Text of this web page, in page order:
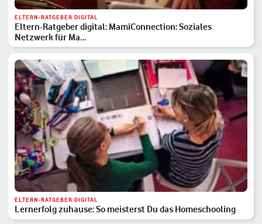
ELTERN-RATGEBER DIGITAL
Eltern-Ratgeber digital: MamiConnection: Soziales
Netzwerk für Ma…
ELTERN-RATGEBER DIGITAL
Lernerfolg zuhause: So meisterst Du das Homeschooling